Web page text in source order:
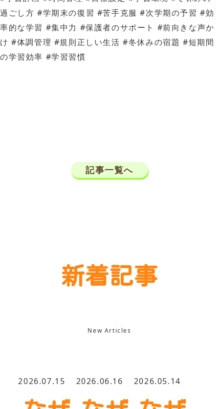
過ごし方 #学期末の復習 #苦手克服 #次学期の予習 #効
率的な学習 #集中力 #保護者のサポート #前向きな声か
け #体調管理 #規則正しい生活 #冬休みの宿題 #短期間
の学習効率 #学習習慣
記事一覧へ
新着記事
New Articles
2026.07.15 2026.06.16 2026.05.14